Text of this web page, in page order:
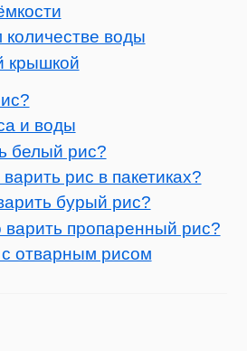
воды
крышкой
и воды
белый рис?
рис в пакетиках?
бурый рис?
варить пропаренный рис?
отварным рисом